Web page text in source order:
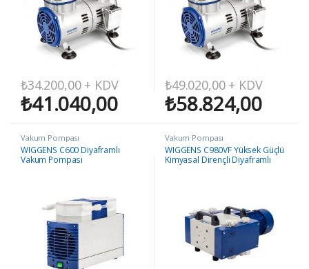
₺34.200,00+ KDV
₺41.040,00
₺49.020,00+ KDV
₺58.824,00
Vakum Pompası
WIGGENS C600 Diyaframlı
Vakum Pompası
Vakum Pompası
WIGGENS C980VF Yüksek Güçlü
Kimyasal Dirençli Diyaframlı